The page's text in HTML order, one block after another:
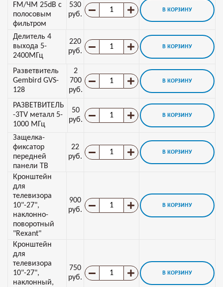
FM/ЧМ 25dB с
полосовым
фильтром
530
руб.
В КОРЗИНУ
Делитель 4
выхода 5-
2400МГц
220
руб.
В КОРЗИНУ
Разветвитель
Gembird GVS-
128
2
700
руб.
В КОРЗИНУ
РАЗВЕТВИТЕЛЬ
-3TV металл 5-
1000 МГц
50
руб.
В КОРЗИНУ
Защелка-
фиксатор
передней
панели ТВ
22
руб.
В КОРЗИНУ
Кронштейн
для
телевизора
10"-27",
наклонно-
поворотный
"Rexant"
900
руб.
В КОРЗИНУ
Кронштейн
для
телевизора
10"-27",
наклонный,
750
руб.
В КОРЗИНУ